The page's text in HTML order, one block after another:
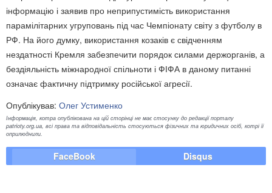
інформацію і заявив про неприпустимість використання
парамілітарних угруповань під час Чемпіонату світу з футболу в
РФ. На його думку, використання козаків є свідченням
нездатності Кремля забезпечити порядок силами держорганів, а
бездіяльність міжнародної спільноти і ФІФА в даному питанні
означає фактичну підтримку російської агресії.
Опублікував: Олег Устименко
Інформація, котра опублікована на цій сторінці не має стосунку до редакції порталу
patrioty.org.ua, всі права та відповідальність стосуються фізичних та юридичних осіб, котрі її
оприлюднили.
FaceBook Disqus